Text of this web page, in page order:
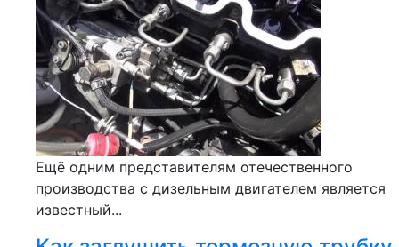
Ещё одним представителям отечественного
производства с дизельным двигателем является
известный...